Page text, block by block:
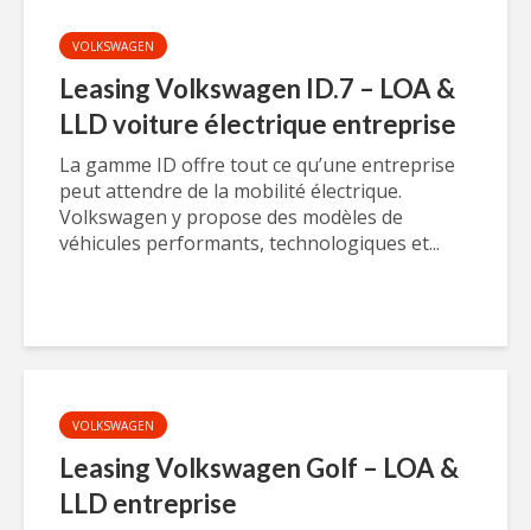
VOLKSWAGEN
Leasing Volkswagen ID.7 – LOA &
LLD voiture électrique entreprise
La gamme ID offre tout ce qu’une entreprise
peut attendre de la mobilité électrique.
Volkswagen y propose des modèles de
véhicules performants, technologiques et...
VOLKSWAGEN
Leasing Volkswagen Golf – LOA &
LLD entreprise